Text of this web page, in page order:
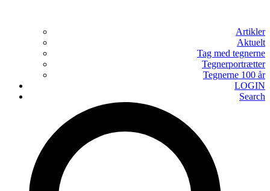
Artikler
Aktuelt
Tag med tegnerne
Tegnerportrætter
Tegnerne 100 år
LOGIN
Search